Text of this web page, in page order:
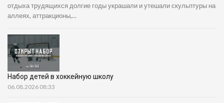
отдыха трудящихся долгие годы украшали и утешали скульптуры на
аллеях, аттракционы,...
Набор детей в хоккейную школу
06.08.2026 08:33